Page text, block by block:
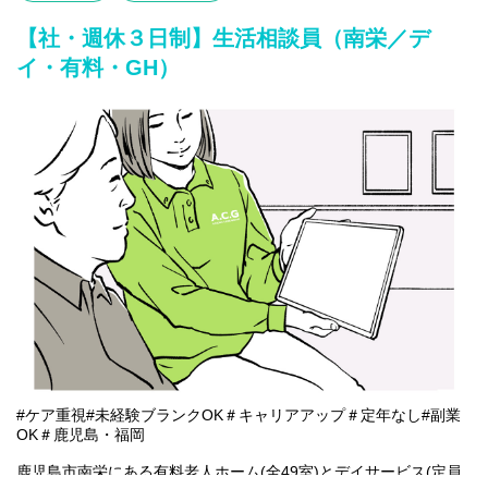
〇介助サポートなど
※初めての方は先輩が丁寧にサポートしますのでご安心ください
★
【社・週休３日制】生活相談員（南栄／デ
イ・有料・GH）
#ケア重視#未経験ブランクOK＃キャリアアップ＃定年なし#副業
OK＃鹿児島・福岡
鹿児島市南栄にある有料老人ホーム(全49室)とデイサービス(定員